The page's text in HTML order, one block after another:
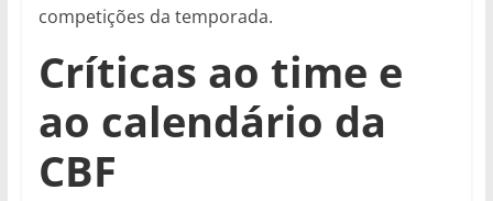
competições da temporada.
Críticas ao time e
ao calendário da
CBF